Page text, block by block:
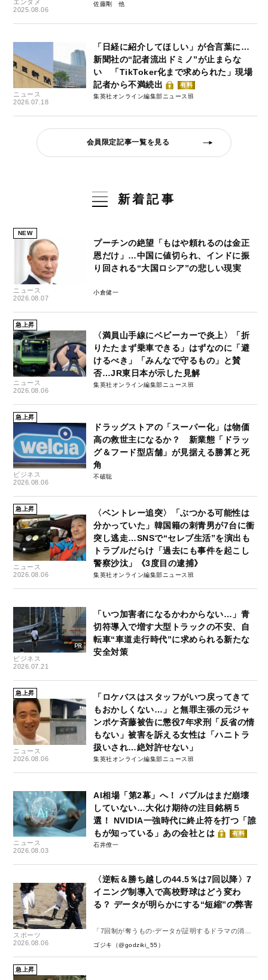
エンタメ
2025.08.06
佐藤剛
ニュース
2026.07.18
「日経に紹介してほしい」が合言葉に…
新聞社の“記者流出ドミノ”が止まらな
い 「TikToker化まで求められた」現場
記者から不満続出
有料
集英社オンライン編集部ニュース班
会員限定記事一覧を見る
新着記事
NEW
ニュース
2026.08.07
プーチンの絶望「もはや頼れるのは金正
恩だけ」…中国に値切られ、インドに振
り回される“大国ロシア”の悲しい現実
小倉健一
急上昇
ニュース
2026.08.06
〈満員山手線にベビーカーで炎上〉「折
りたたまず乗車できる」はずなのに「避
けるべき」「みんなで守るもの」と賛
否…JR東日本が示した見解
集英社オンライン編集部ニュース班
急上昇
ビジネス
2026.08.06
ドラッグストアの「スーパー化」は物価
高の救世主になるか？ 新業態「ドラッ
グ＆フード型店舗」が見据える勝算と死
角
不破聡
急上昇
ニュース
2026.08.06
〈ベントレー追突〉「ぶつかる可能性は
分かっていた」韓国籍の刺青男が7台に衝
突し逃走…SNSで“セレブ生活”を演出も
トラブルだらけ「過去にも事件を起こし
警察沙汰」《3度目の逮捕》
集英社オンライン編集部ニュース班
ビジネス
2026.07.21
「いつ加害者になるかわからない…」青
切符導入で増す大型トラックの不安、自
転車“車道走行時代”に求められる新たな
安全対策
急上昇
ニュース
2026.08.06
「ロケバスはスタッフがいつ戻ってきて
もおかしくない…」と無罪主張の元ジャ
ンポケ斉藤被告に懲役7年求刑「反省の情
もない」被害を訴える女性は「ハニトラ
扱いされ…絶対許せない」
集英社オンライン編集部ニュース班
ニュース
2026.08.03
AI相場「第2幕」へ！ バブルはまだ崩壊
していない…大化け期待の注目銘柄５
選！ NVIDIA一強時代に終止符を打つ「誰
もが知っている」あの会社とは
有料
石井僚一
スポーツ
2026.08.06
〈逆転＆勝ち越しの44.5％は7回以降〉7
イニング制導入で高校野球はどう変わ
る？ データが明らかにする“短縮”の弊害
「7回制が奪うもの-データが証明するドラマの消
失-」
ゴジキ（@godziki_55）
急上昇